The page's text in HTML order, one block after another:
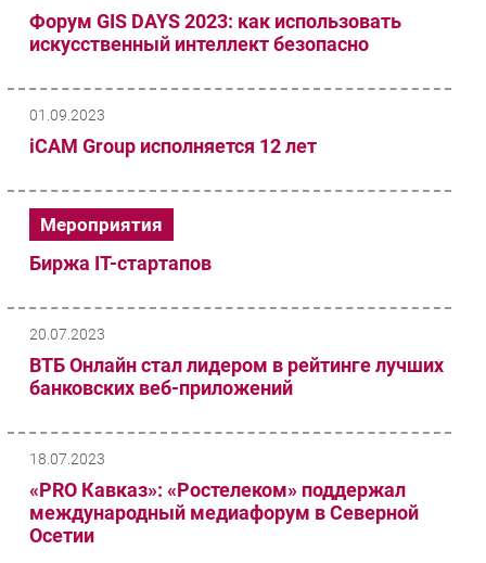
Outsourcing
Кадры
Web
Инновации
CIO/Управление ИТ
Гаджеты
РАЗДЕЛЫ
Новости
Интервью
Мероприятия
Проекты
IT класс
Форум GIS DAYS 2023: как использовать
искусственный интеллект безопасно
01.09.2023
iCAM Group исполняется 12 лет
Мероприятия
Биржа IT-cтартапов
20.07.2023
ВТБ Онлайн стал лидером в рейтинге лучших
банковских веб-приложений
18.07.2023
«PRO Кавказ»: «Ростелеком» поддержал
международный медиафорум в Северной
Осетии